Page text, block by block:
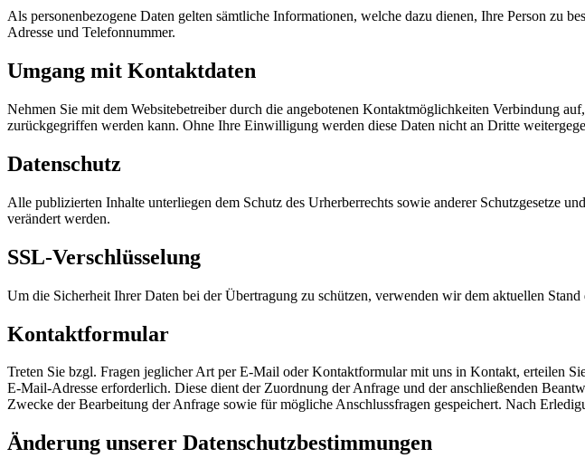
Als personenbezogene Daten gelten sämtliche Informationen, welche dazu dienen, Ihre Person
Adresse und Telefonnummer.
Umgang mit Kontaktdaten
Nehmen Sie mit dem Websitebetreiber durch die angebotenen Kontaktmöglichkeiten Verbindung
zurückgegriffen werden kann. Ohne Ihre Einwilligung werden diese Daten nicht an Dritte
Datenschutz
Alle publizierten Inhalte unterliegen dem Schutz des Urherberrechts sowie anderer Schutzgesetze
verändert werden.
SSL-Verschlüsselung
Um die Sicherheit Ihrer Daten bei der Übertragung zu schützen, verwenden wir dem aktuellen
Kontaktformular
Treten Sie bzgl. Fragen jeglicher Art per E-Mail oder Kontaktformular mit uns in Kontakt, erteilen
E-Mail-Adresse erforderlich. Diese dient der Zuordnung der Anfrage und der anschließenden
Zwecke der Bearbeitung der Anfrage sowie für mögliche Anschlussfragen gespeichert. Nach
Änderung unserer Datenschutzbestimmungen